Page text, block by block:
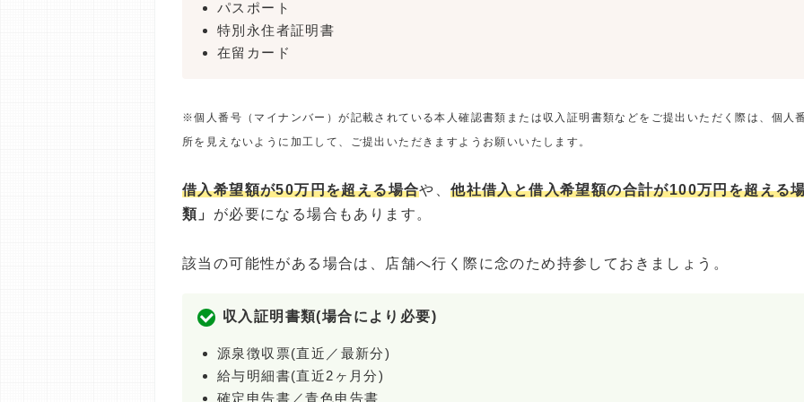
パスポート
特別永住者証明書
在留カード
※個人番号（マイナンバー）が記載されている本人確認書類または収入証明書類などをご提出いただく際は、個人
所を見えないように加工して、ご提出いただきますようお願いいたします。
借入希望額が50万円を超える場合や、他社借入と借入希望額の合計が100万円を超える
類」 が必要になる場合もあります。
該当の可能性がある場合は、店舗へ行く際に念のため持参しておきましょう。
収入証明書類(場合により必要)
源泉徴収票(直近／最新分)
給与明細書(直近2ヶ月分)
確定申告書／青色申告書